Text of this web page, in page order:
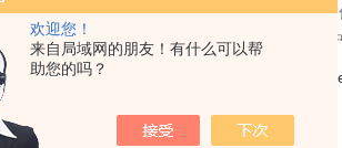
欢迎您！
来自局域网的朋友！有什么可以帮
助您的吗？
瑞士Proceq Profoscope手持式钢筋扫
直径测量的值得信赖仪器，混凝土结构
用来准确地确定钢筋的位置以及其距离
访问次数：
更新日期： 2025-08-25